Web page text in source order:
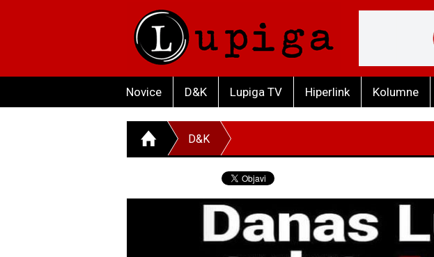
Novice D&K Lupiga TV Hiperlink Kolumne
D&K